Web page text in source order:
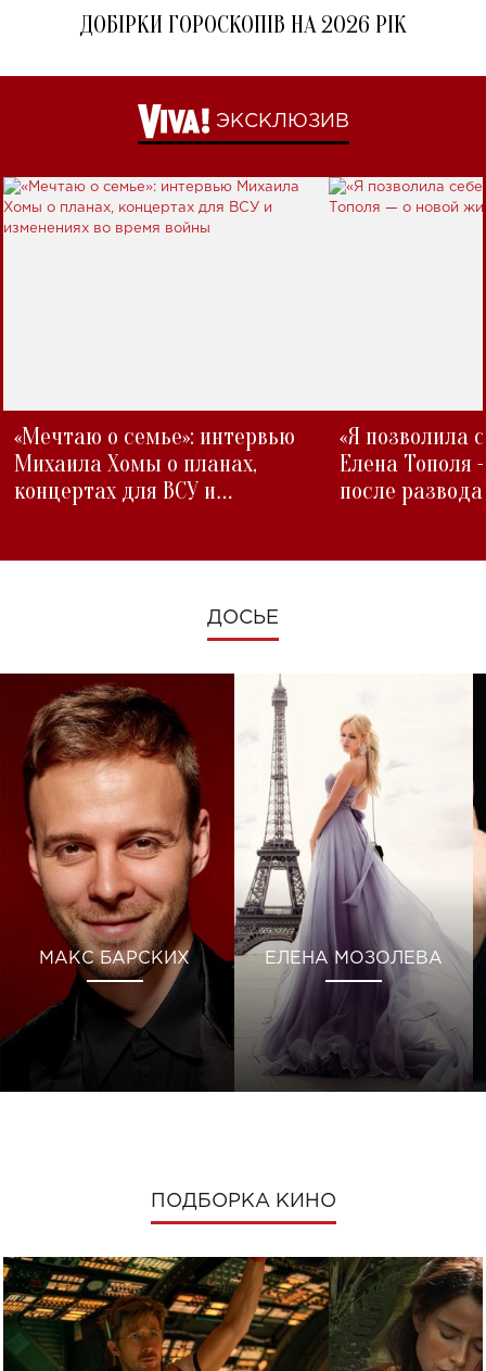
ДОБІРКИ ГОРОСКОПІВ НА 2026 РІК
ЭКСКЛЮЗИВ
«Мечтаю о семье»: интервью
Михаила Хомы о планах,
концертах для ВСУ и
«Я позволила
Елена Тополя
после развода
ДОСЬЕ
МАКС БАРСКИХ ЕЛЕНА МОЗОЛЕВА
ПОДБОРКА КИНО